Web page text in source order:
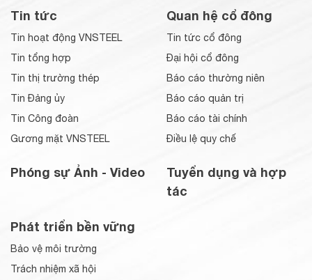
Tin tức
Tin hoạt động VNSTEEL
Tin tổng hợp
Tin thị trường thép
Tin Đảng ủy
Tin Công đoàn
Gương mặt VNSTEEL
Phóng sự Ảnh - Video
Quan hệ cổ đông
Tin tức cổ đông
Đại hội cổ đông
Báo cáo thường niên
Báo cáo quản trị
Báo cáo tài chính
Điều lệ quy chế
Tuyển dụng và hợp
tác
Phát triển bền vững
Bảo vệ môi trường
Trách nhiệm xã hội